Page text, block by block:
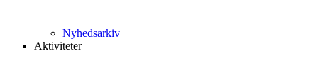
Nyhedsarkiv
Aktiviteter